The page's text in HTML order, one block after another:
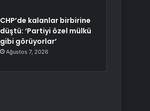
CHP’de kalanlar birbirine
düştü: ‘Partiyi özel mülkü
gibi görüyorlar’
Ağustos 7, 2026